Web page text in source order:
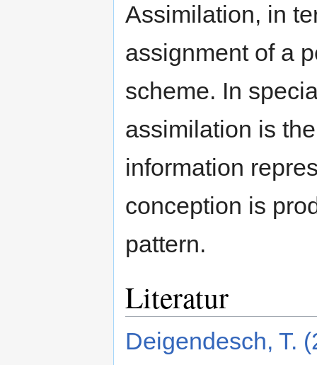
​Assimilation, in
assignment of a
scheme. In
assimilation is
information
conception is
pattern.
Literatur
Deigendesch, T.